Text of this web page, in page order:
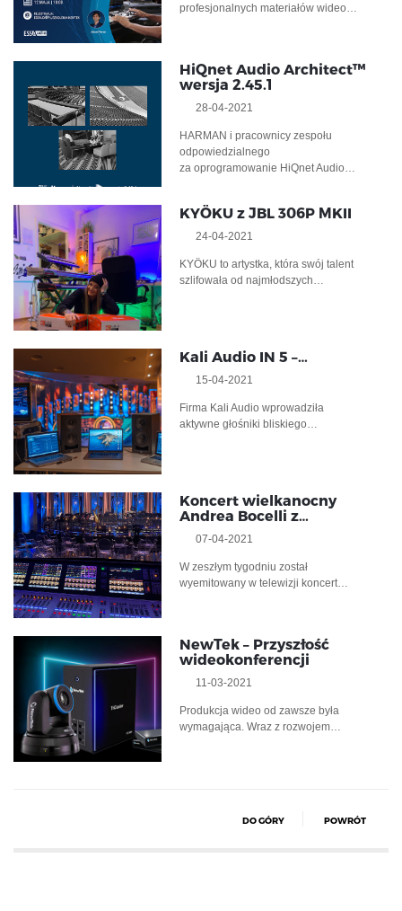
profesjonalnych materiałów wideo…
HiQnet Audio Architect™
wersja 2.45.1
28-04-2021
HARMAN i pracownicy zespołu
odpowiedzialnego
za oprogramowanie HiQnet Audio…
KYÖKU z JBL 306P MKII
24-04-2021
KYÖKU to artystka, która swój talent
szlifowała od najmłodszych…
Kali Audio IN 5 –…
15-04-2021
Firma Kali Audio wprowadziła
aktywne głośniki bliskiego…
Koncert wielkanocny
Andrea Bocelli z…
07-04-2021
W zeszłym tygodniu został
wyemitowany w telewizji koncert…
NewTek – Przyszłość
wideokonferencji
11-03-2021
Produkcja wideo od zawsze była
wymagająca. Wraz z rozwojem…
DO GÓRY POWRÓT